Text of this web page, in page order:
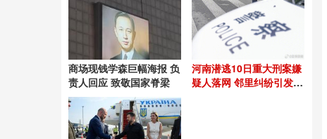
商场现钱学森巨幅海报 负
责人回应 致敬国家脊梁
河南潜逃10日重大刑案嫌
疑人落网 邻里纠纷引发悲